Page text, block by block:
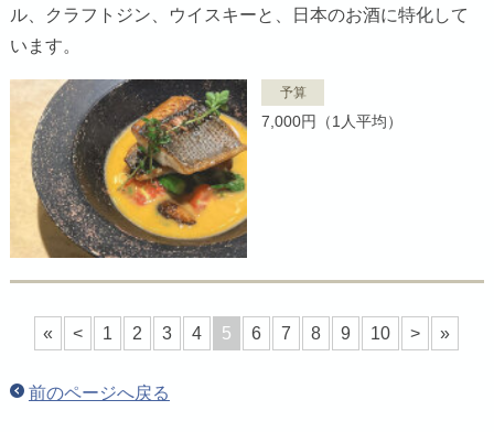
ル、クラフトジン、ウイスキーと、日本のお酒に特化して
います。
予算
7,000円（1人平均）
« < 1 2 3 4 5 6 7 8 9 10 > »
前のページへ戻る